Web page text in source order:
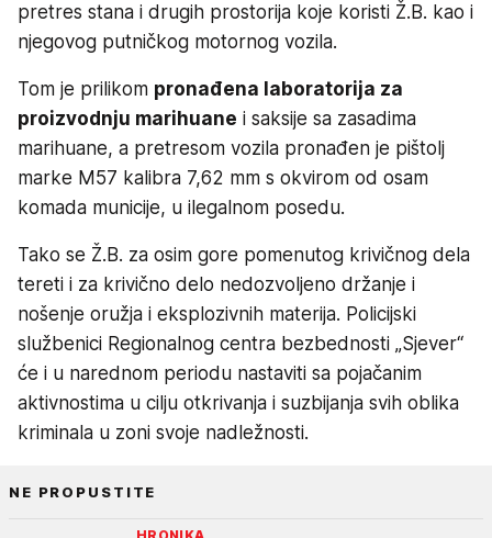
pretres stana i drugih prostorija koje koristi Ž.B. kao i
njegovog putničkog motornog vozila.
Tom je prilikom pronađena laboratorija za
proizvodnju marihuane i saksije sa zasadima
marihuane, a pretresom vozila pronađen je pištolj
marke M57 kalibra 7,62 mm s okvirom od osam
komada municije, u ilegalnom posedu.
Tako se Ž.B. za osim gore pomenutog krivičnog dela
tereti i za krivično delo nedozvoljeno držanje i
nošenje oružja i eksplozivnih materija. Policijski
službenici Regionalnog centra bezbednosti „Sjever“
će i u narednom periodu nastaviti sa pojačanim
aktivnostima u cilju otkrivanja i suzbijanja svih oblika
kriminala u zoni svoje nadležnosti.
NE PROPUSTITE